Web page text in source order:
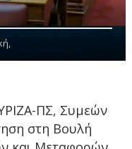
ΠΣ, Συμεών
στη Βουλή